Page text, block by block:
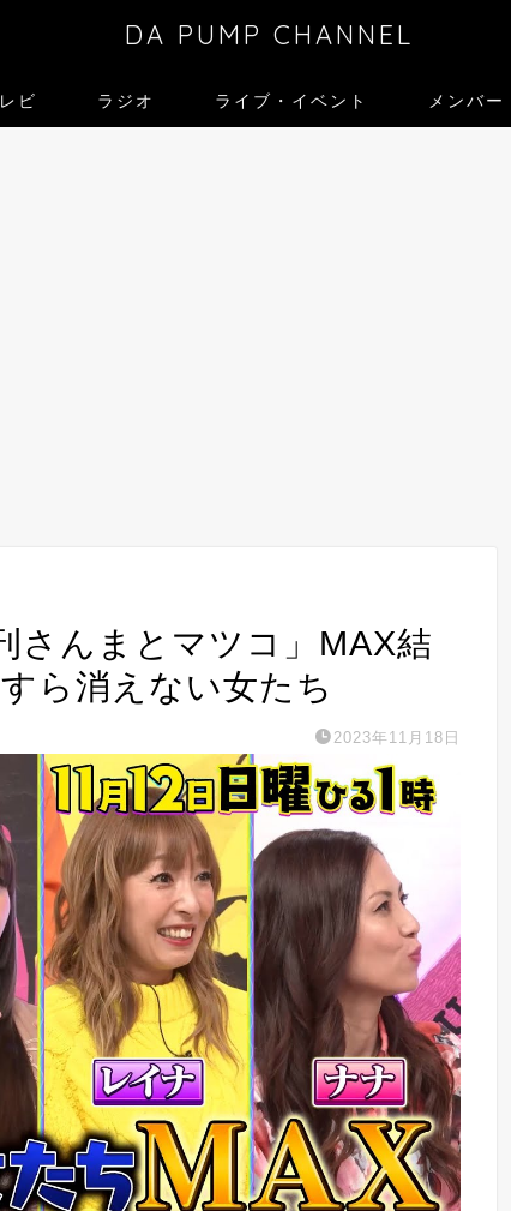
DA PUMP CHANNEL
ビ ラジオ ライブ・イベント メンバー
さんまとマツコ」MAX結
ら消えない女たち
2023年11月18日